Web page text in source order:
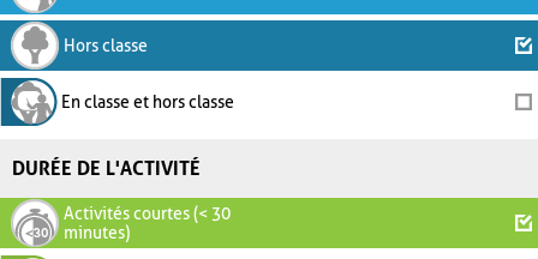
Hors classe
En classe et hors classe
DURÉE DE L'ACTIVITÉ
Activités courtes (< 30
minutes)